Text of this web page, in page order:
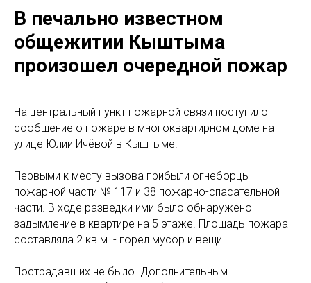
В печально известном
общежитии Кыштыма
произошел очередной пожар
На центральный пункт пожарной связи поступило
сообщение о пожаре в многоквартирном доме на
улице Юлии Ичёвой в Кыштыме.
Первыми к месту вызова прибыли огнеборцы
пожарной части № 117 и 38 пожарно-спасательной
части. В ходе разведки ими было обнаружено
задымление в квартире на 5 этаже. Площадь пожара
составляла 2 кв.м. ­- горел мусор и вещи.
Пострадавших не было. Дополнительным